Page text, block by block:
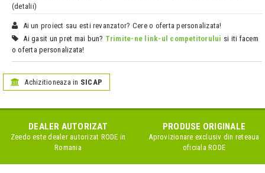
(detalii)
Ai un proiect sau esti revanzator? Cere o oferta personalizata!
Ai gasit un pret mai bun? Trimite-ne link-ul competitorului si iti facem
o oferta personalizata!
Achizitioneaza in SICAP
DEALER AUTORIZAT
Zeedo este dealer autorizat RODE in
Romania
PRODUSE ORIGINALE
Aprovizionare exclusiv din reteaua
oficialaRODE